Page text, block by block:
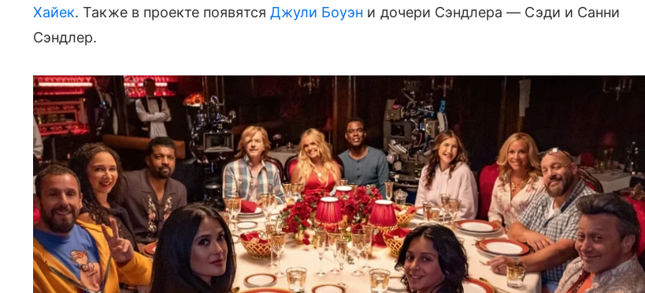
Хайек. Также в проекте появятся Джули Боуэн и дочери Сэндлера — Сэди и Санни
Сэндлер.